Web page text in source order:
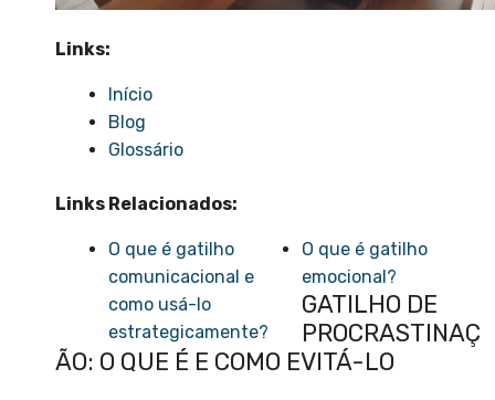
Links:
Início
Blog
Glossário
Links Relacionados:
O que é gatilho
comunicacional e
como usá-lo
estrategicamente?
O que é gatilho
emocional?
GATILHO DE
PROCRASTINAÇ
ÃO: O QUE É E COMO EVITÁ-LO